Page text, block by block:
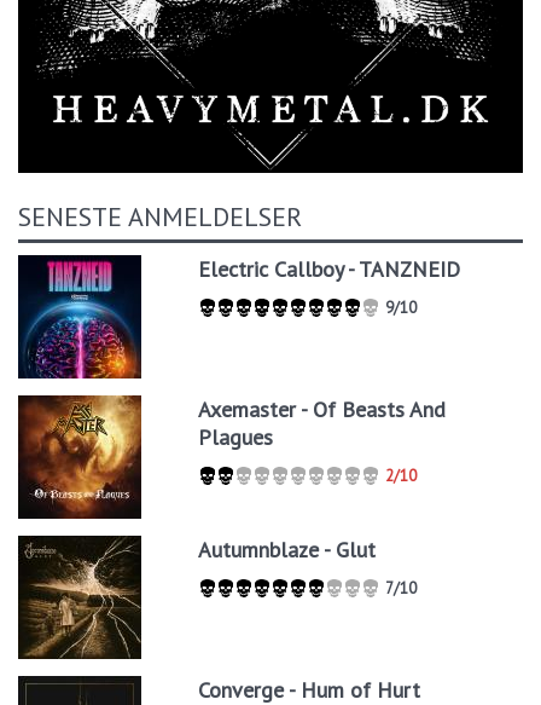
SENESTE ANMELDELSER
Electric Callboy - TANZNEID
9/10
Axemaster - Of Beasts And
Plagues
2/10
Autumnblaze - Glut
7/10
Converge - Hum of Hurt